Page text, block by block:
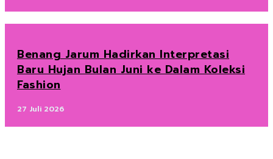
Benang Jarum Hadirkan Interpretasi
Baru Hujan Bulan Juni ke Dalam Koleksi
Fashion
27 Juli 2026